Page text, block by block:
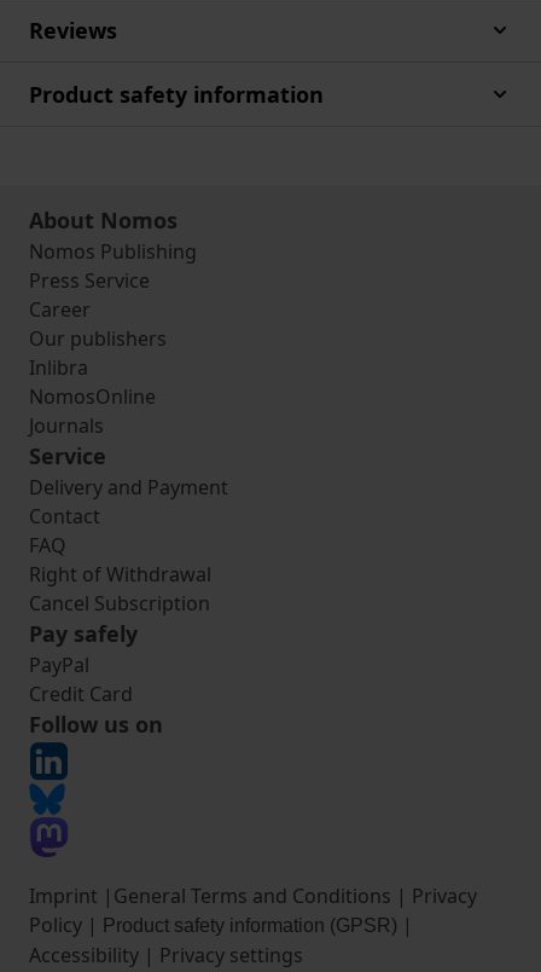
Reviews
Product safety information
About Nomos
Nomos Publishing
Press Service
Career
Our publishers
Inlibra
NomosOnline
Journals
Service
Delivery and Payment
Contact
FAQ
Right of Withdrawal
Cancel Subscription
Pay safely
PayPal
Credit Card
Follow us on
Imprint | General Terms and Conditions | Privacy
Policy | Product safety information (GPSR) |
Accessibility | Privacy settings